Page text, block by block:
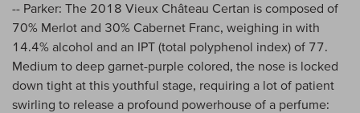
-- Parker: The 2018 Vieux Château Certan is composed of
70% Merlot and 30% Cabernet Franc, weighing in with
14.4% alcohol and an IPT (total polyphenol index) of 77.
Medium to deep garnet-purple colored, the nose is locked
down tight at this youthful stage, requiring a lot of patient
swirling to release a profound powerhouse of a perfume: